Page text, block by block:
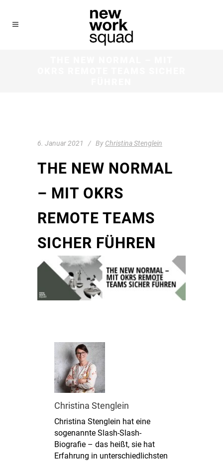
6. Januar 2021 By Christina Stenglein
THE NEW NORMAL
– MIT OKRS
REMOTE TEAMS
SICHER FÜHREN
Christina Stenglein
Christina Stenglein hat eine
sogenannte Slash-Slash-
Biografie – das heißt, sie hat
Erfahrung in unterschiedlichsten